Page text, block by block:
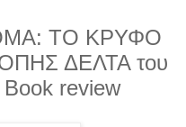
ΤΟ ΚΡΥΦΟ
ΔΕΛΤΑ του
review